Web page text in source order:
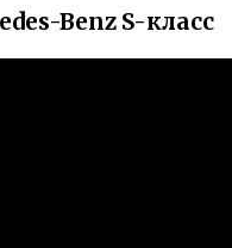
Benz S-класс